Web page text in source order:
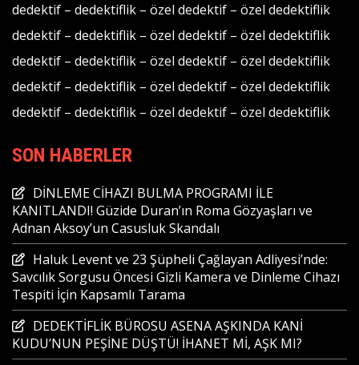
dedektif – dedektiflik – özel dedektif – özel dedektiflik
dedektif – dedektiflik – özel dedektif – özel dedektiflik
dedektif – dedektiflik – özel dedektif – özel dedektiflik
dedektif – dedektiflik – özel dedektif – özel dedektiflik
dedektif – dedektiflik – özel dedektif – özel dedektiflik
SON HABERLER
DİNLEME CİHAZI BULMA PROGRAMI İLE
KANITLANDI! Güzide Duran’ın Roma Gözyaşları ve
Adnan Aksoy’un Casusluk Skandalı
Haluk Levent ve 23 Şüpheli Çağlayan Adliyesi’nde:
Savcılık Sorgusu Öncesi Gizli Kamera ve Dinleme Cihazı
Tespiti İçin Kapsamlı Tarama
DEDEKTİFLİK BÜROSU ASENA AŞKINDA KANİ
KUDU’NUN PEŞİNE DÜŞTÜ! İHANET Mİ, AŞK MI?